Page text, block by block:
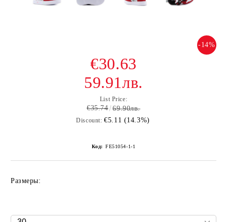
-14%
€30.63
59.91лв.
List Price:
€35.74 69.90лв.
Discount: €5.11 (14.3%)
Код: FE51054-1-1
Размеры: